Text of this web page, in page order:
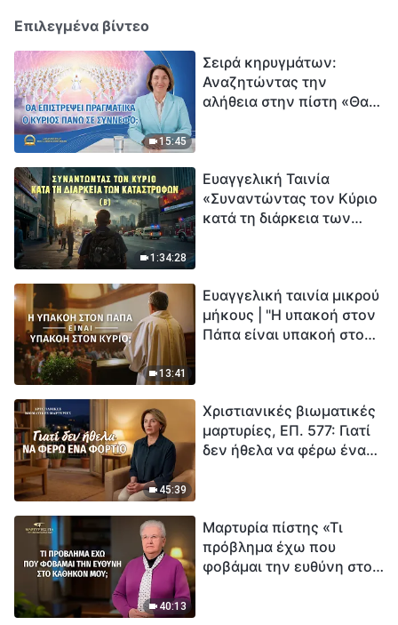
Επιλεγμένα βίντεο
15:45
Σειρά κηρυγμάτων:
Αναζητώντας την
αλήθεια στην πίστη «Θα
1:34:28
Ευαγγελική Ταινία
«Συναντώντας τον Κύριο
κατά τη διάρκεια των
εξαφάνισης». Οι
καταστροφές χτυπούν.
Ξεκινά η αντίστροφη
13:41
Ευαγγελική ταινία μικρού
μήκους | "Η υπακοή στον
Πάπα είναι υπακοή στον
45:39
Χριστιανικές βιωματικές
μαρτυρίες, ΕΠ. 577: Γιατί
δεν ήθελα να φέρω ένα
40:13
Μαρτυρία πίστης «Τι
πρόβλημα έχω που
φοβάμαι την ευθύνη στο